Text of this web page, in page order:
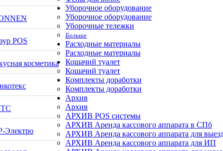
Уборочное оборудование
Уборочное оборудование
Уборочные тележки
Больше
Расходные материалы
Расходные материалы
Кошачий туалет
Кошачий туалет
Комплекты доработки
Комплекты доработки
Архив
Архив
АРХИВ POS системы
АРХИВ Аренда кассового аппарата в СПб
АРХИВ Аренда кассового аппарата для
АРХИВ Аренда кассового аппарата для ИП